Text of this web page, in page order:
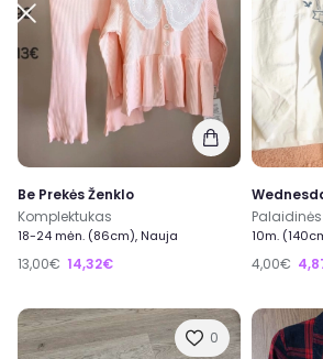
Be Prekės Ženklo
Komplektukas
18-24 mėn. (86cm), Nauja
13,00€ 14,32€
Palaidinės
10m.
4,00€
0